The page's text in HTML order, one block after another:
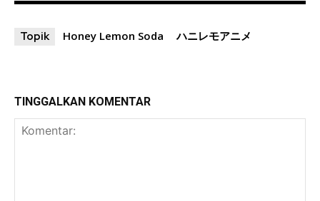
Topik Honey Lemon Soda ハニレモアニメ
TINGGALKAN KOMENTAR